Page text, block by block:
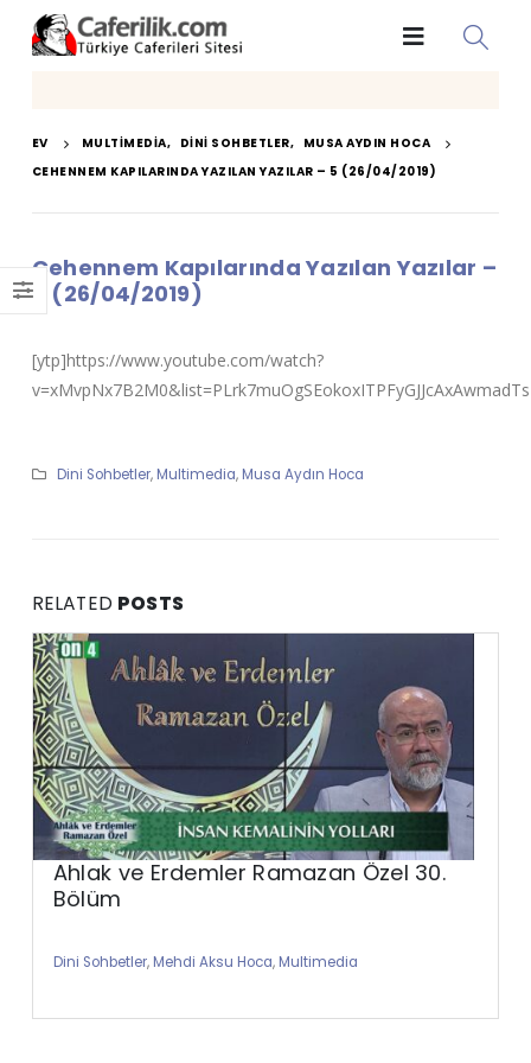
EV MULTIMEDIA, DINI SOHBETLER, MUSA AYDIN HOCA
CEHENNEM KAPILARINDA YAZILAN YAZILAR – 5 (26/04/2019)
Cehennem Kapılarında Yazılan Yazılar –
5 (26/04/2019)
[ytp]https://www.youtube.com/watch?
Dini Sohbetler, Multimedia, Musa Aydın Hoca
RELATED POSTS
Ahlak ve Erdemler Ramazan Özel 30.
Bölüm
Dini Sohbetler, Mehdi Aksu Hoca, Multimedia